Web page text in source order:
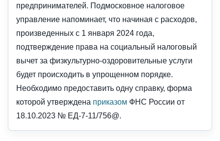
предпринимателей. Подмосковное налоговое
управление напоминает, что начиная с расходов,
произведенных с 1 января 2024 года,
подтверждение права на социальный налоговый
вычет за физкультурно-оздоровительные услуги
будет происходить в упрощенном порядке.
Необходимо предоставить одну справку, форма
которой утверждена приказом ФНС России от
18.10.2023 № ЕД-7-11/756@.